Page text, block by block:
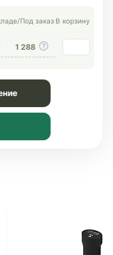
/Под заказ В корзину
1 288